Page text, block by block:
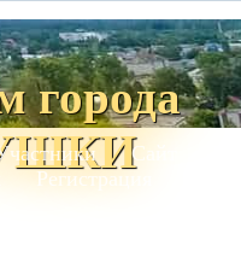
города
Сайт
Регистрация